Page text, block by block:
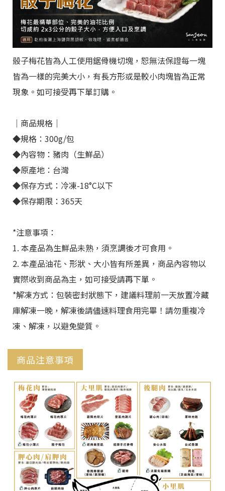
骰子梅花皆為人工使用鋸骨機切塊，恕無法保證每一塊
皆為一樣的完美大小，有長方形或是較小肉塊皆為正常
現象。如可接受再下單訂購。
｜商品規格｜
◆規格：300g/包
◆內容物：豬肉（生鮮品）
◆原產地：台灣
◆保存方式：冷凍-18°C以下
◆保存期限：365天
*注意事項：
1. 本產品為生鮮品未熟，須烹調後才可食用。
2. 本產品油花、形狀、大小皆有所差異，商品內容物以
實際收到商品為主，如可接受請再下單。
*解凍方式：包裝密封狀態下，建議料理前一天放置冷藏
庫解凍一晚，解凍後請儘速料理食用完畢！請勿重複冷
凍、解凍，以避免變質。
商品注意事項